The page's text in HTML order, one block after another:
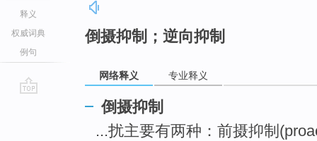
释义
权威词典
例句
倒摄抑制；逆向抑制
网络释义 专业释义
倒摄抑制
...扰主要有两种：前摄抑制